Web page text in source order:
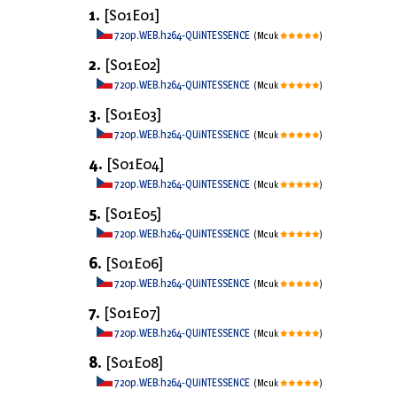
1. [S01E01]
720p.WEB.h264-QUiNTESSENCE (Mcuk )
2. [S01E02]
720p.WEB.h264-QUiNTESSENCE (Mcuk )
3. [S01E03]
720p.WEB.h264-QUiNTESSENCE (Mcuk )
4. [S01E04]
720p.WEB.h264-QUiNTESSENCE (Mcuk )
5. [S01E05]
720p.WEB.h264-QUiNTESSENCE (Mcuk )
6. [S01E06]
720p.WEB.h264-QUiNTESSENCE (Mcuk )
7. [S01E07]
720p.WEB.h264-QUiNTESSENCE (Mcuk )
8. [S01E08]
720p.WEB.h264-QUiNTESSENCE (Mcuk )